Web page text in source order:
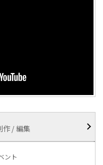
作 / 編集
ント